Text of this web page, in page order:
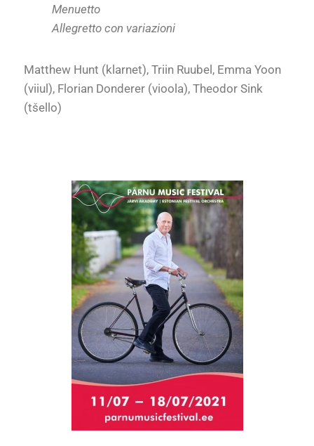
Menuetto
Allegretto con variazioni
Matthew Hunt (klarnet), Triin Ruubel, Emma Yoon
(viiul), Florian Donderer (vioola), Theodor Sink
(tšello)